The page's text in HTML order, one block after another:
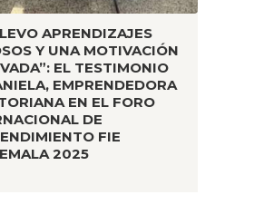
APRENDIZAJES
Y UNA MOTIVACIÓN
EL TESTIMONIO
EMPRENDEDORA
EN EL FORO
DE
FIE
2025